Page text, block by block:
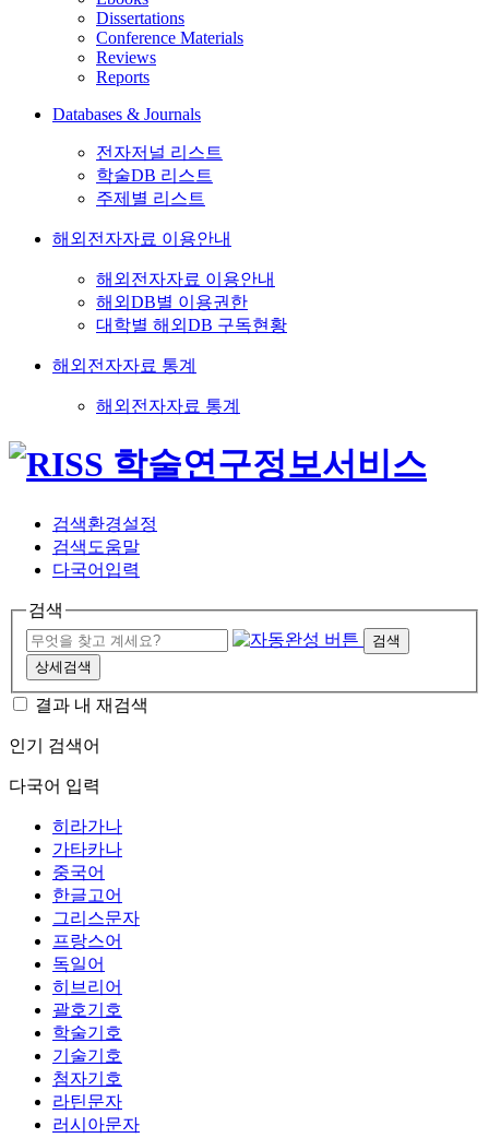
Dissertations
Conference Materials
Reviews
Reports
Databases & Journals
전자저널 리스트
학술DB 리스트
주제별 리스트
해외전자자료 이용안내
해외전자자료 이용안내
해외DB별 이용권한
대학별 해외DB 구독현황
해외전자자료 통계
해외전자자료 통계
검색환경설정
검색도움말
다국어입력
검색
검색
상세검색
결과 내 재검색
인기 검색어
다국어 입력
히라가나
가타카나
중국어
한글고어
그리스문자
프랑스어
독일어
히브리어
괄호기호
학술기호
기술기호
첨자기호
라틴문자
러시아문자